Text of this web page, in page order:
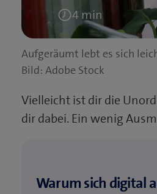
Lesedauer:
4 min
Aufgeräumt lebt es sich
Bild: Adobe Stock
Vielleicht ist dir die
dir dabei. Ein wenig
Warum sich digital